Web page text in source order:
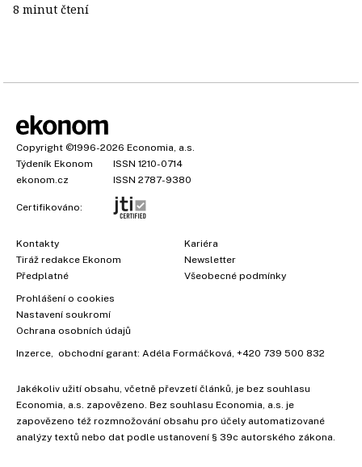
8 minut čtení
Copyright ©1996-2026 Economia, a.s.
Týdeník Ekonom
ISSN 1210-0714
ekonom.cz
ISSN 2787-9380
Certifikováno:
Kontakty
Tiráž redakce Ekonom
Předplatné
Kariéra
Newsletter
Všeobecné podmínky
Prohlášení o cookies
Nastavení soukromí
Ochrana osobních údajů
Inzerce, obchodní garant: Adéla Formáčková, +420 739 500 832
Jakékoliv užití obsahu, včetně převzetí článků, je bez souhlasu
Economia, a.s. zapovězeno. Bez souhlasu Economia, a.s. je
zapovězeno též rozmnožování obsahu pro účely automatizované
analýzy textů nebo dat podle ustanovení § 39c autorského zákona.